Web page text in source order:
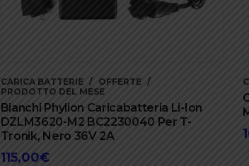
CARICA BATTERIE
OFFERTE
PRODOTTO DEL MESE
Bianchi Phylion Caricabatteria Li-Ion
DZLM3620-M2 BC2230040 Per T-
Tronik, Nero 36V 2A
115,00€